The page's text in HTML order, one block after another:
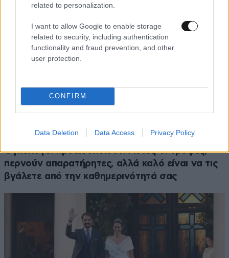
related to personalization.
I want to allow Google to enable storage
related to security, including authentication
functionality and fraud prevention, and other
user protection.
CONFIRM
Data Deletion Data Access Privacy Policy
08·08·2026 08:30
Ογκολόγοι προειδοποιούν: Αυτές οι τροφές,
περνούν απαρατήρητες, αλλά καλό είναι να τις
βγάλετε από την καθημερινότητά σας